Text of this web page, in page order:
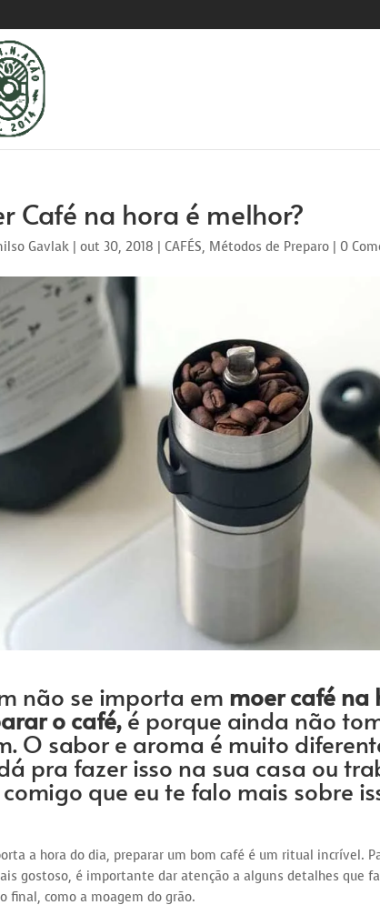
Café na hora é melhor?
Gavlak |out 30, 2018 | CAFÉS, Métodos de Preparo | 0
não se importa em moer caféna
o café,é porque ainda não
O sabor e aroma é muito
pra fazer isso na sua casa ou
que eu te falo mais sobre
a hora do dia, preparar um bom café é um ritual incrível.
gostoso, é importante dar atenção a alguns detalhes que
final, como a moagem do grão.